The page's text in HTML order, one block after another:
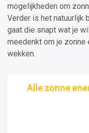
mogelijkheden om
Verder is het natuurlijk
gaat die snapt wat je
meedenkt om je
wekken.
Alle zonne